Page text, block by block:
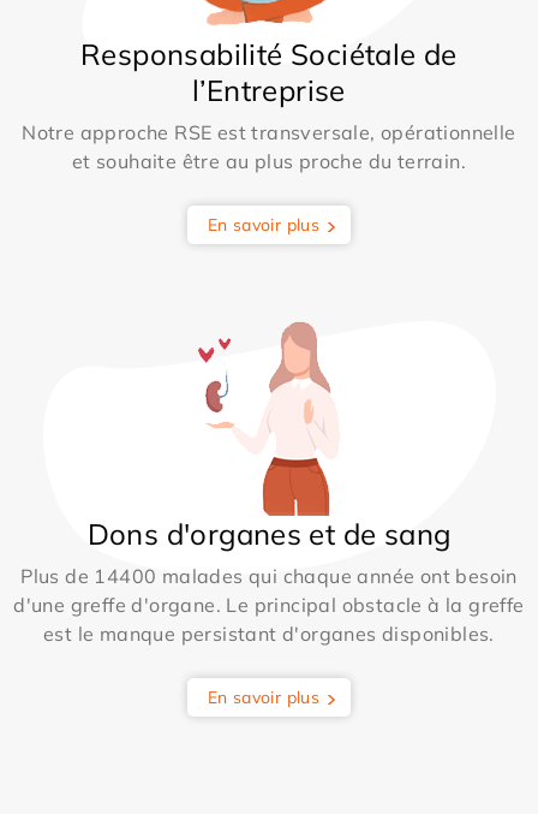
Responsabilité Sociétale de
l’Entreprise
Notre approche RSE est transversale, opérationnelle
et souhaite être au plus proche du terrain.
En savoir plus
Dons d'organes et de sang
Plus de 14400 malades qui chaque année ont besoin
d'une greffe d'organe. Le principal obstacle à la greffe
est le manque persistant d'organes disponibles.
En savoir plus